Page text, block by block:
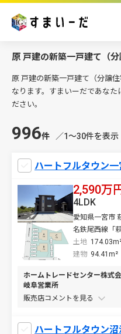
原 戸建の新築一戸建て（
原 戸建の新築一戸建て（分譲
なります。すまいーだであなた
ださい。
996件 ／1〜30件を表示
ハートフルタウン
2,590万
愛知県一宮市
名鉄尾西線「
土地
4LDK
建物 94.41m²
ホームトレードセンター株式
岐阜営業所
販売店コメントを
ハートフルタウン